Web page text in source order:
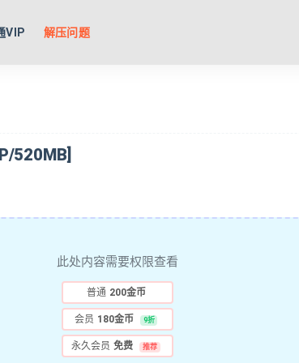
VIP 解压问题
520MB]
此处内容需要权限查看
普通 200金币
会员 180金币 9折
永久会员 免费 推荐